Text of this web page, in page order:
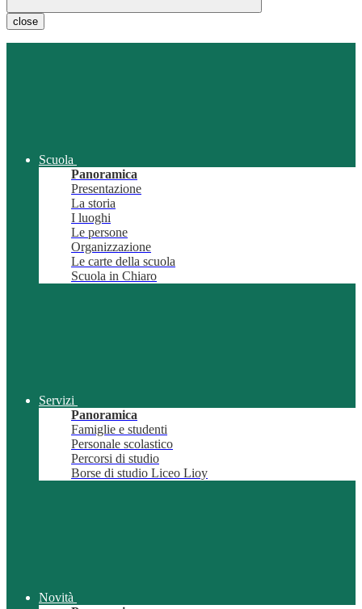
close
Scuola
Panoramica
Presentazione
La storia
I luoghi
Le persone
Organizzazione
Le carte della scuola
Scuola in Chiaro
Servizi
Panoramica
Famiglie e studenti
Personale scolastico
Percorsi di studio
Borse di studio Liceo Lioy
Novità